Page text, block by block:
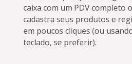
caixa com um PDV completo
cadastra seus produtos e
em poucos cliques (ou
teclado, se preferir).